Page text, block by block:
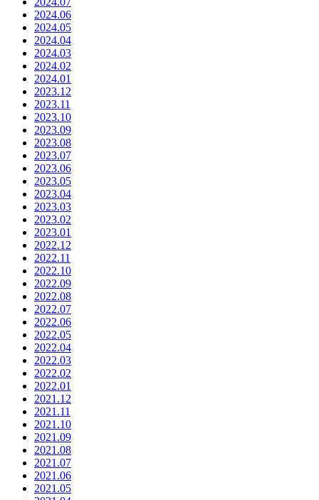
2024.06
2024.05
2024.04
2024.03
2024.02
2024.01
2023.12
2023.11
2023.10
2023.09
2023.08
2023.07
2023.06
2023.05
2023.04
2023.03
2023.02
2023.01
2022.12
2022.11
2022.10
2022.09
2022.08
2022.07
2022.06
2022.05
2022.04
2022.03
2022.02
2022.01
2021.12
2021.11
2021.10
2021.09
2021.08
2021.07
2021.06
2021.05